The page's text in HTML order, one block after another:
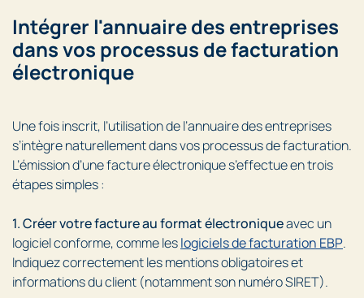
Intégrer l'annuaire des entreprises
dans vos processus de facturation
électronique
Une fois inscrit, l’utilisation de l’annuaire des entreprises
s’intègre naturellement dans vos processus de facturation.
L’émission d’une facture électronique s’effectue en trois
étapes simples :
1. Créer votre facture au format électroniqueavec un
logiciel conforme, comme leslogiciels de facturation EBP.
Indiquez correctement les mentions obligatoires et
informations du client (notamment son numéro SIRET).